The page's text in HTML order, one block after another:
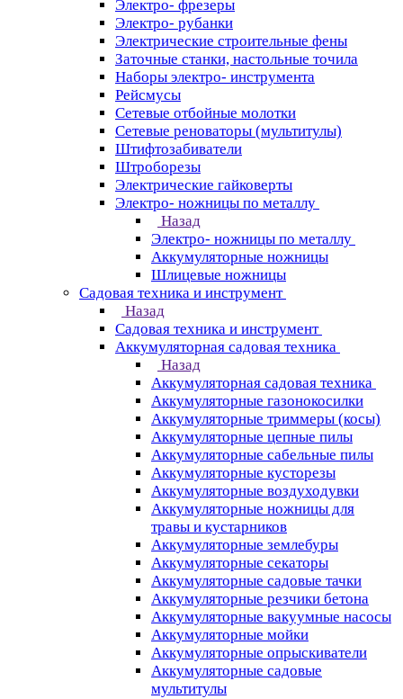
Электро- фрезеры
Электро- рубанки
Электрические строительные фены
Заточные станки, настольные точила
Наборы электро- инструмента
Рейсмусы
Сетевые отбойные молотки
Сетевые реноваторы (мультитулы)
Штифтозабиватели
Штроборезы
Электрические гайковерты
Электро- ножницы по металлу
Назад
Электро- ножницы по металлу
Аккумуляторные ножницы
Шлицевые ножницы
Cадовая техника и инструмент
Назад
Cадовая техника и инструмент
Аккумуляторная садовая техника
Назад
Аккумуляторная садовая техника
Аккумуляторные газонокосилки
Аккумуляторные триммеры (косы)
Аккумуляторные цепные пилы
Аккумуляторные сабельные пилы
Аккумуляторные кусторезы
Аккумуляторные воздуходувки
Аккумуляторные ножницы для
травы и кустарников
Аккумуляторные землебуры
Аккумуляторные секаторы
Аккумуляторные садовые тачки
Аккумуляторные резчики бетона
Аккумуляторные вакуумные насосы
Аккумуляторные мойки
Аккумуляторные опрыскиватели
Аккумуляторные садовые
мультитулы